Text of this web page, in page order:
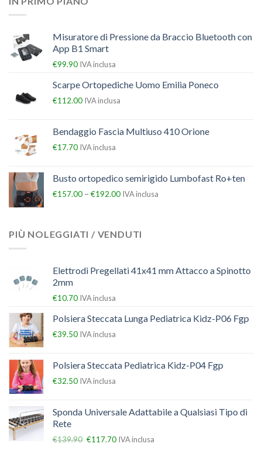
Misuratore di Pressione da Braccio Bluetooth con
App B1 Smart
€99.90 IVA inclusa
Scarpe Ortopediche Uomo Emilia Poneco
€112.00 IVA inclusa
Bendaggio Fascia Multiuso 410 Orione
€17.70 IVA inclusa
Busto ortopedico semirigido Lumbofast Ro+ten
€157.00 – €192.00 IVA inclusa
PIÙ NOLEGGIATI / VENDUTI
Elettrodi Pregellati 41x41 mm Attacco a Spinotto
2mm
€10.70 IVA inclusa
Polsiera Steccata Lunga Pediatrica Kidz-P06 Fgp
€39.50 IVA inclusa
Polsiera Steccata Pediatrica Kidz-P04 Fgp
€32.50 IVA inclusa
Sponda Universale Adattabile a Qualsiasi Tipo di
Rete
€139.90 €117.70 IVA inclusa